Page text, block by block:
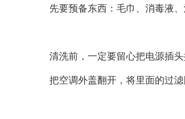
先要预备东西：毛巾、消毒液
清洗前，一定要留心把电源插
把空调外盖翻开，将里面的过